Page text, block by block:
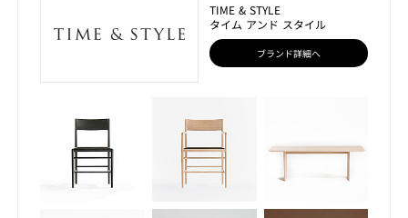
TIME & STYLE
タイム アンド スタイル
ブランド詳細へ